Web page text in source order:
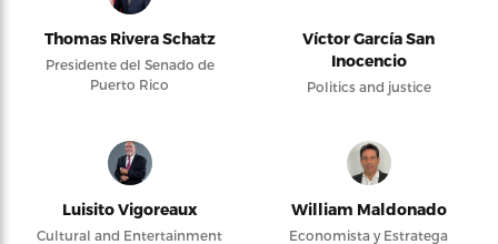
Thomas Rivera Schatz
Presidente del Senado de
Puerto Rico
Víctor García San
Inocencio
Politics and justice
Luisito Vigoreaux
Cultural and Entertainment
William Maldonado
Economista y Estratega